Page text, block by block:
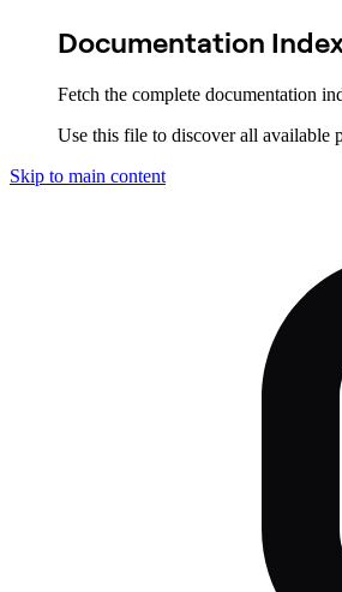
Documentation
Fetch the complete documentation
Use this file to discover all available
Skip to main content